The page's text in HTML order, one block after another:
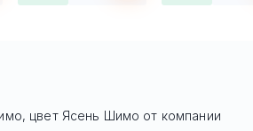
цвет Ясень Шимо от компании